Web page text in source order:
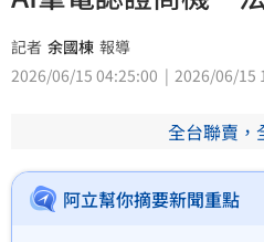
記者 余國棟 報導
2026/06/15 04:25:00
2026/06/15
全台聯賣，
阿立幫你摘要新聞重點